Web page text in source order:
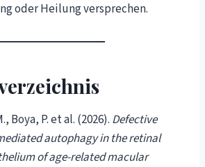
oder Heilung versprechen.
Boya, P. et al. (2026). Defective
autophagy in the retinal
of age-related macular